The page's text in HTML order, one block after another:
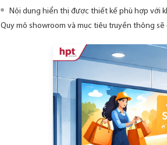
Nội dung hiển thị được thiết kế phù hợp với
Quy mô showroom và mục tiêu truyền thông